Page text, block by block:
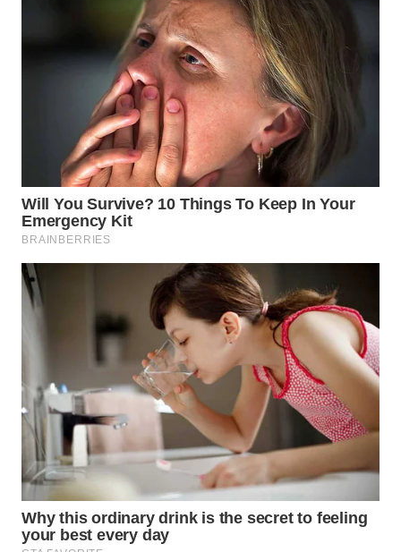
WN
SUMEDANG
WN
CIANJUR
KEPULAUAN
TANGERANG
WN
BINJAI
WN
CIREBON